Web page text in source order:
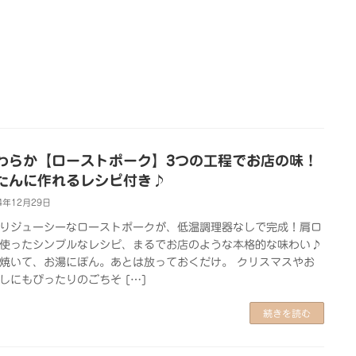
らか【ローストポーク】3つの工程でお店の味！
んに作れるレシピ付き♪
12月29日
ジューシーなローストポークが、低温調理器なしで完成！肩ロ
ったシンプルなレシピ、まるでお店のような本格的な味わい♪
いて、お湯にぽん。あとは放っておくだけ。 クリスマスやお
にもぴったりのごちそ […]
続きを読む